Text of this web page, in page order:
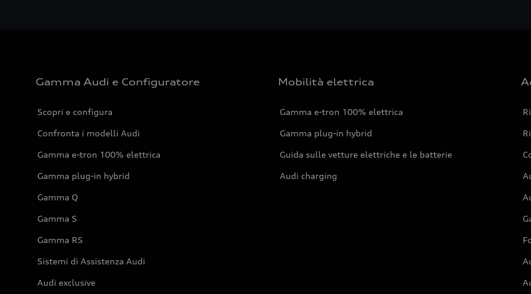
Gamma Audi e Configuratore
Scopri e configura
Confronta i modelli Audi
Gamma e-tron 100% elettrica
Gamma plug-in hybrid
Gamma Q
Gamma S
Gamma RS
Sistemi di Assistenza Audi
Audi exclusive
Mobilità elettrica
Gamma e-tron 100% elettrica
Gamma plug-in hybrid
Guida sulle vetture elettriche e le batterie
Audi charging